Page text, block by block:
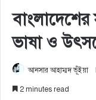
বাংলাদেশের
ভাষা ও
আনসার আহাম্মদ ভূঁইয়া
2 minutes read